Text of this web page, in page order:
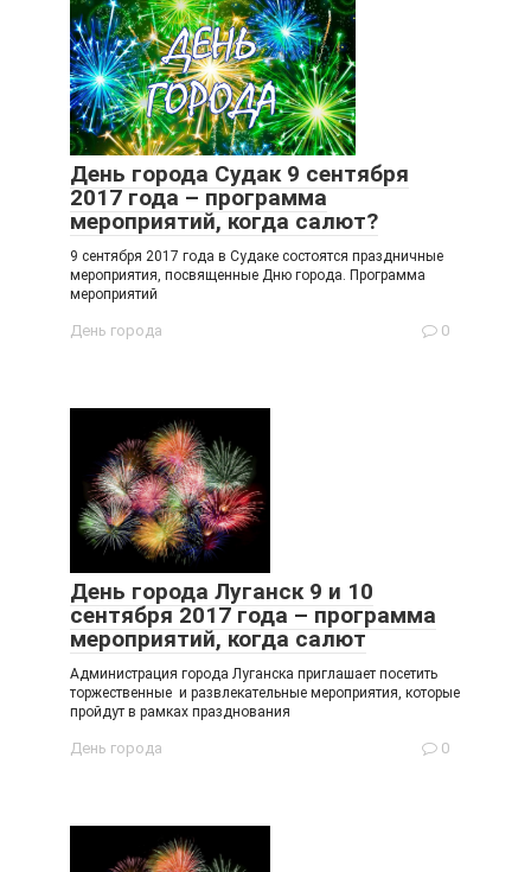
День города Судак 9 сентября
2017 года – программа
мероприятий, когда салют?
9 сентября 2017 года в Судаке состоятся праздничные
мероприятия, посвященные Дню города. Программа
мероприятий
День города 0
День города Луганск 9 и 10
сентября 2017 года – программа
мероприятий, когда салют
Администрация города Луганска приглашает посетить
торжественные и развлекательные мероприятия, которые
пройдут в рамках празднования
День города 0